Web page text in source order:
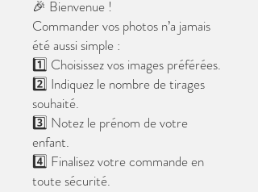
🎉 Bienvenue !
Commander vos photos n’a jamais
été aussi simple :
1️⃣ Choisissez vos images préférées.
2️⃣ Indiquez le nombre de tirages
souhaité.
3️⃣ Notez le prénom de votre
enfant.
4️⃣ Finalisez votre commande en
toute sécurité.